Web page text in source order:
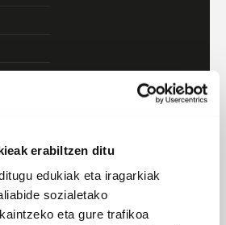
erabiltzen ditu
edukiak eta iragarkiak
sozialetako
eta gure trafikoa
BIOGRAFIA